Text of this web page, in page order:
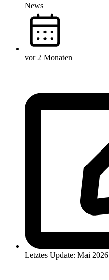
News
vor 2 Monaten
Letztes Update: Mai 2026